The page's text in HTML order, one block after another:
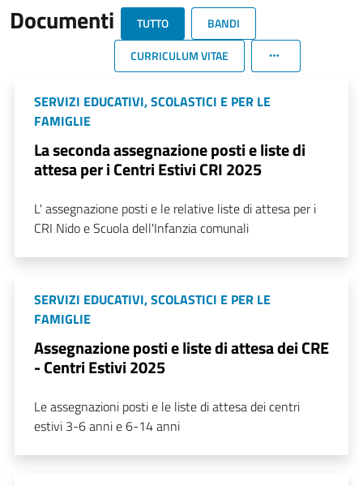
Documenti TUTTO
BANDI
CURRICULUM VITAE
SERVIZI EDUCATIVI, SCOLASTICI E PER LE
FAMIGLIE
La seconda assegnazione posti e liste di
attesa per i Centri Estivi CRI 2025
L' assegnazione posti e le relative liste di attesa per i
CRI Nido e Scuola dell'Infanzia comunali
SERVIZI EDUCATIVI, SCOLASTICI E PER LE
FAMIGLIE
Assegnazione posti e liste di attesa dei CRE
- Centri Estivi 2025
Le assegnazioni posti e le liste di attesa dei centri
estivi 3-6 anni e 6-14 anni